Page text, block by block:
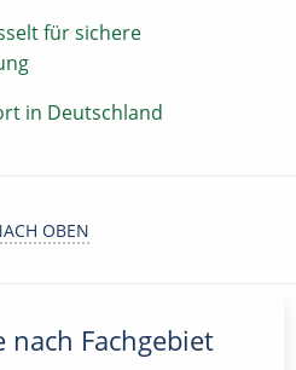
für sichere
in Deutschland
OBEN
nach Fachgebiet